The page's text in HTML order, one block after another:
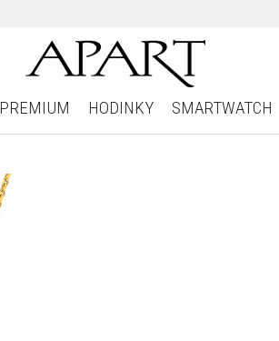
PREMIUM HODINKY SMARTWATCH